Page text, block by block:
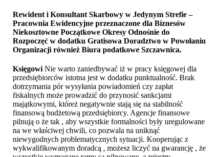
Rewident i Konsultant Skarbowy w Jedynym Strefie –
Pracownia Ewidencyjne przeznaczone dla Biznesów
Niekosztowne Początkowe Okresy Odnośnie do
Rozpoczęć w dodatku Gratisowa Doradztwo w Powołaniu
Organizacji również Biura podatkowe Szczawnica.
Księgowi Nie warto zaniedbywać iż w pracy księgowej dla
przedsiębiorców istotna jest w dodatku punktualność. Brak
dotrzymania pór wysyłania powiadomień czy zapłat
fiskalnych może prowadzić do przynosić sankcjami
majątkowymi, któreż negatywnie stają się na stabilność
finansową budżetową przedsiębiorcy. Agencje finansowe
pilnują o że tak , aby wszystkie formalności były uregulowane
na we właściwej chwili, co pozwala na uniknąć
niewygodnych problematycznych sytuacji. Kooperując z
wykwalifikowanym doradcą , możesz liczyć na gwarancję , że